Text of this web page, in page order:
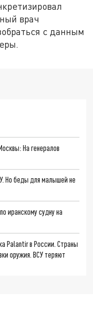
врач
с данным
На генералов
Но беды для малышей не
иранскому судну на
Palantir в России. Страны
оружия. ВСУ теряют